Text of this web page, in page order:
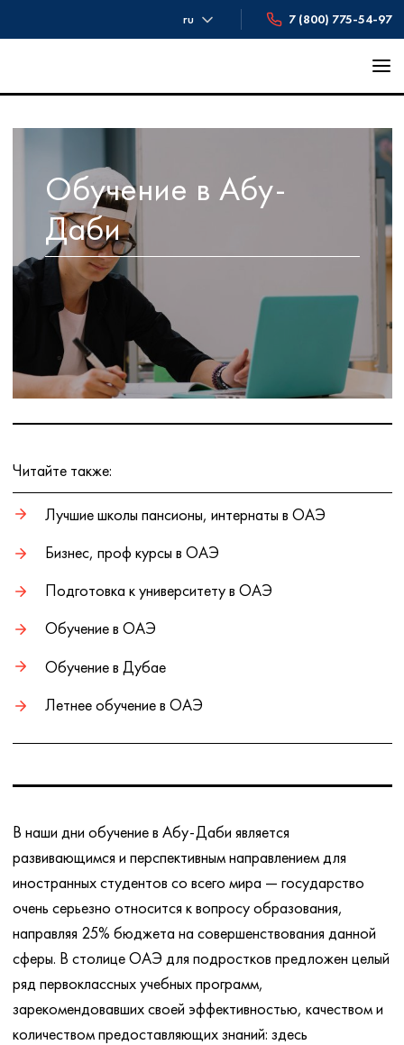
ru 7 (800) 775-54-97
Обучение в Абу-
Даби
Читайте также:
Лучшие школы пансионы, интернаты в ОАЭ
Бизнес, проф курсы в ОАЭ
Подготовка к университету в ОАЭ
Обучение в ОАЭ
Обучение в Дубае
Летнее обучение в ОАЭ
В наши дни обучение в Абу-Даби является
развивающимся и перспективным направлением для
иностранных студентов со всего мира — государство
очень серьезно относится к вопросу образования,
направляя 25% бюджета на совершенствования данной
сферы. В столице ОАЭ для подростков предложен целый
ряд первоклассных учебных программ,
зарекомендовавших своей эффективностью, качеством и
количеством предоставляющих знаний: здесь